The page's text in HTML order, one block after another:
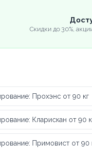
Скидки до 30%,
Прохэнс от 90 кг
Кларискан от 90
Примовист от 90